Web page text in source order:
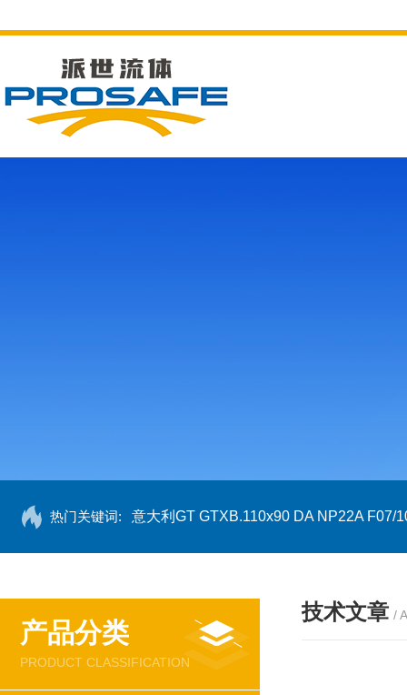
热门关键词: 意大利GT GTXB.110x90 DA NP22A F07/
产品分类
PRODUCT CLASSIFICATION
技术文章 /